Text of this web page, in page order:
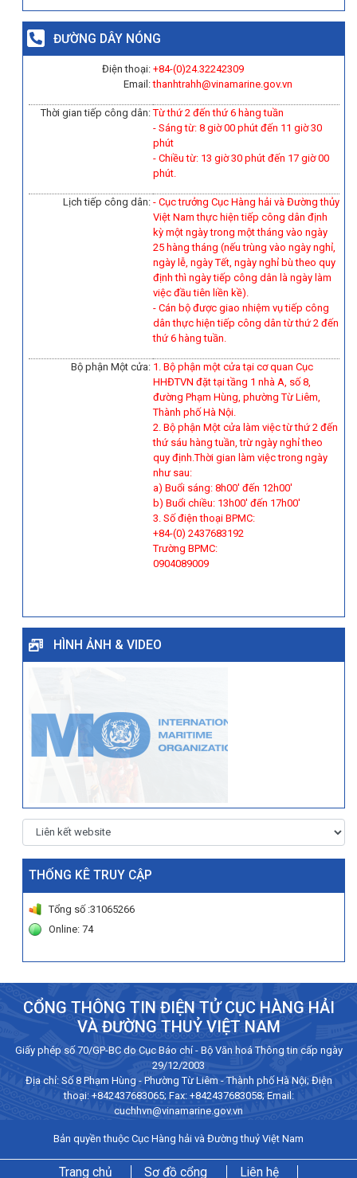
ĐƯỜNG DÂY NÓNG
Điện thoại:
Email:
+84-(0)24.32242309
thanhtrahh@vinamarine.gov.vn
Thời gian tiếp công dân:Từ thứ 2 đến thứ 6 hàng tuần
- Sáng từ: 8 giờ 00 phút đến 11 giờ 30
phút
- Chiều từ: 13 giờ 30 phút đến 17 giờ 00
phút.
Lịch tiếp công dân: - Cục trưởng Cục Hàng hải và Đường thủy
Việt Nam thực hiện tiếp công dân định
kỳ một ngày trong một tháng vào ngày
25 hàng tháng (nếu trùng vào ngày nghỉ,
ngày lễ, ngày Tết, ngày nghỉ bù theo quy
định thì ngày tiếp công dân là ngày làm
việc đầu tiên liền kề).
- Cán bộ được giao nhiệm vụ tiếp công
dân thực hiện tiếp công dân từ thứ 2 đến
thứ 6 hàng tuần.
Bộ phận Một cửa: 1. Bộ phận một cửa tại cơ quan Cục
HHĐTVN đặt tại tầng 1 nhà A, số 8,
đường Phạm Hùng, phường Từ Liêm,
Thành phố Hà Nội.
2. Bộ phận Một cửa làm việc từ thứ 2 đến
thứ sáu hàng tuần, trừ ngày nghỉ theo
quy định.Thời gian làm việc trong ngày
như sau:
a) Buổi sáng: 8h00' đến 12h00'
b) Buổi chiều: 13h00' đến 17h00'
3. Số điện thoại BPMC:
+84-(0) 2437683192
Trường BPMC:
0904089009
HÌNH ẢNH & VIDEO
THỐNG KÊ TRUY CẬP
Tổng số :31065266
Online: 74
CỔNG THÔNG TIN ĐIỆN TỬ CỤC HÀNG HẢI
VÀ ĐƯỜNG THUỶ VIỆT NAM
Giấy phép số 70/GP-BC do Cục Báo chí - Bộ Văn hoá Thông tin cấp ngày
29/12/2003
Địa chỉ: Số 8 Phạm Hùng - Phường Từ Liêm - Thành phố Hà Nội; Điện
thoại: +842437683065; Fax: +842437683058; Email:
cuchhvn@vinamarine.gov.vn
Bản quyền thuộc Cục Hàng hải và Đường thuỷ Việt Nam
Trang chủ Sơ đồ cổng Liên hệ